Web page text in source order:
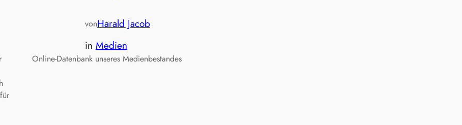
vonHarald Jacob
in Medien
Online-Datenbank unseres Medienbestandes